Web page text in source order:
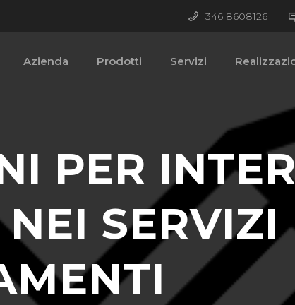
346 8608126
Azienda Prodotti Servizi
PER
SERVIZI